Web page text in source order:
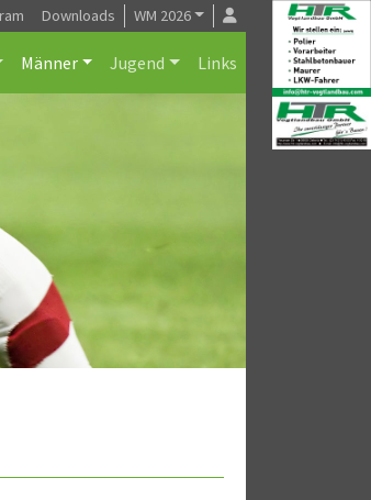
Downloads WM 2026
Männer Jugend Links